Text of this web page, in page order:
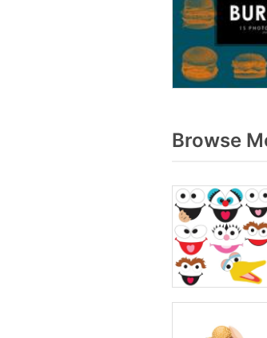
Browse